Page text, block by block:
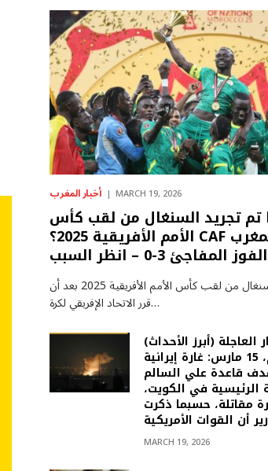
أخبار المغرب MARCH 19, 2026
تم تجريد السنغال من لقب كأس
الأمم الأفريقية 2025؟ CAF يمنح المغرب
الفوز المفاجئ 3-0 – انظر السبب
تم تجريد السنغال من لقب كأس الأمم الأفريقية 2025 بعد أن
قرر الاتحاد الإفريقي لكرة…
(أبرز الأحداث) الأخبار العاجلة
اليوم، 15 مارس: غارة إيرانية
قاعدة علي السالم
الرئيسية في الكويت،
مقاتلة، حسبما ذكرت
MARCH 19, 2026